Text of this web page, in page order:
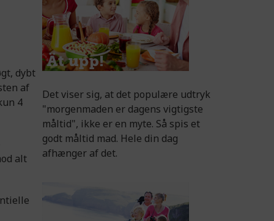
dybt
af
4
alt
Det viser sig, at det populære udtryk
"morgenmaden er dagens vigtigste
måltid", ikke er en myte. Så spis et
godt måltid mad. Hele din dag
afhænger af det.